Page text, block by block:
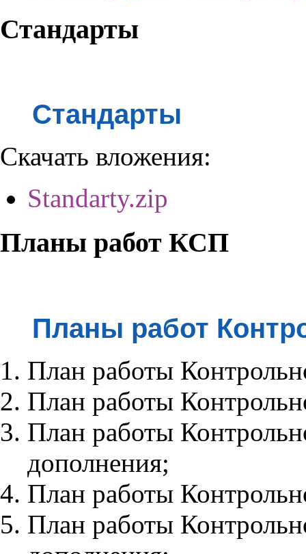
Стандарты
Стандарты
Скачать вложения:
Standarty.zip
Планы работ КСП
Планы работ
План работы
План работы
План работы
дополнения;
План работы
План работы